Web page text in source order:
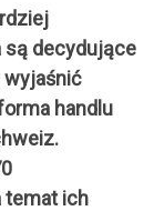
są decydujące
wyjaśnić
handlu
temat ich